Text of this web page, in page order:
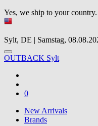
Yes, we ship to your country.
Sylt, DE | Samstag,
OUTBACK Sylt
0
New Arrivals
Brands